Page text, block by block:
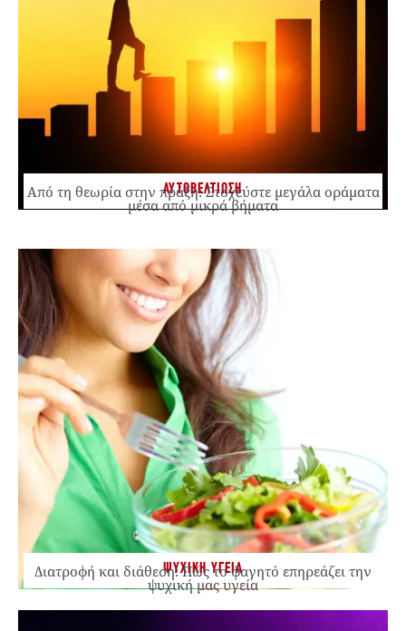
ΑΥΤΟΒΕΛΤΙΩΣΗ
Από τη θεωρία στην πράξη: Στοχεύστε μεγάλα οράματα
μέσα από μικρά βήματα
ΨΥΧΙΚΗ ΥΓΕΙΑ
Διατροφή και διάθεση: Πώς το φαγητό επηρεάζει την
ψυχική μας υγεία